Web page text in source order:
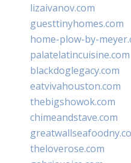
lizaivanov.com
guesttinyhomes.com
home-plow-by-
palatelatincuisine.com
blackdoglegacy.com
eatvivahouston.com
thebigshowok.com
chimeandstave.com
theloverose.com